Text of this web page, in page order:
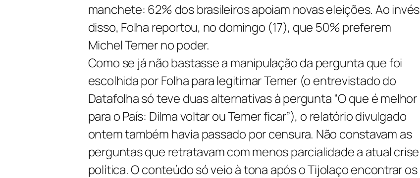
manchete: 62% dos brasileiros apoiam novas eleições. Ao invés
disso, Folha reportou, no domingo (17), que 50% preferem
Michel Temer no poder.
Como se já não bastasse a manipulação da pergunta que foi
escolhida por Folha para legitimar Temer (o entrevistado do
Datafolha só teve duas alternativas à pergunta “O que é melhor
para o País: Dilma voltar ou Temer ficar”), o relatório divulgado
ontem também havia passado por censura. Não constavam as
perguntas que retratavam com menos parcialidade a atual crise
política. O conteúdo só veio à tona após o Tijolaço encontrar os